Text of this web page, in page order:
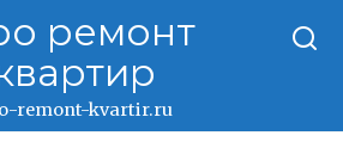
ремонт
remont-kvartir.ru